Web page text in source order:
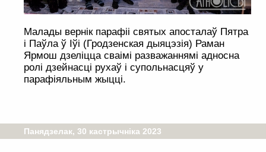
Малады вернік парафіі святых апосталаў Пятра
і Паўла ў Іўі (Гродзенская дыяцэзія) Раман
Ярмош дзеліцца сваімі разважаннямі адносна
ролі дзейнасці рухаў і супольнасцяў у
парафіяльным жыцці.
Панядзелак, 30 кастрычніка 2023